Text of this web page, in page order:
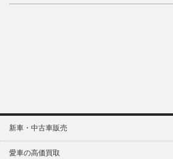
新車・中古車販売
愛車の高価買取